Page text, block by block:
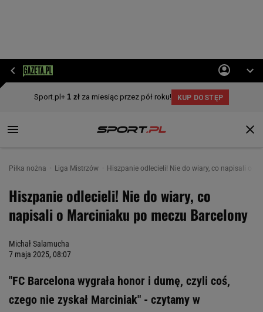
Piłka nożna Liga Mistrzów Hiszpanie odlecieli! Nie do wiary, co napisali o
Hiszpanie odlecieli! Nie do wiary, co
napisali o Marciniaku po meczu Barcelony
Michał Salamucha
7 maja 2025, 08:07
"FC Barcelona wygrała honor i dumę, czyli coś,
czego nie zyskał Marciniak" - czytamy w